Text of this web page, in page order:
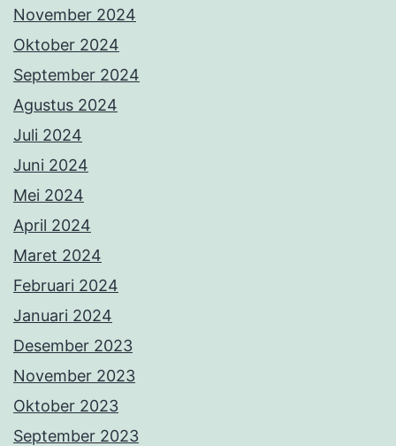
November 2024
Oktober 2024
September 2024
Agustus 2024
Juli 2024
Juni 2024
Mei 2024
April 2024
Maret 2024
Februari 2024
Januari 2024
Desember 2023
November 2023
Oktober 2023
September 2023